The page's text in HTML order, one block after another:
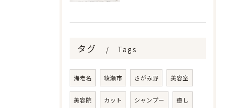
タグ Tags
海老名 綾瀬市 さがみ野 美容室
美容院 カット シャンプー 癒し